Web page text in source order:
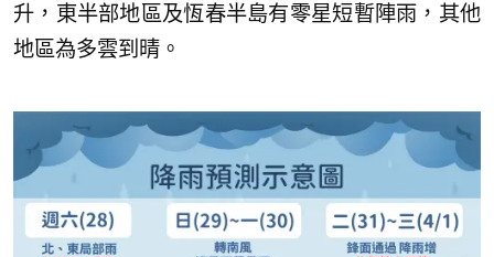
升，東半部地區及恆春半島有零星短暫陣雨，其他
地區為多雲到晴。